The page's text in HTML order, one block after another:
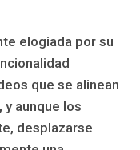
elogiada por su
que se alinean
aunque los
desplazarse